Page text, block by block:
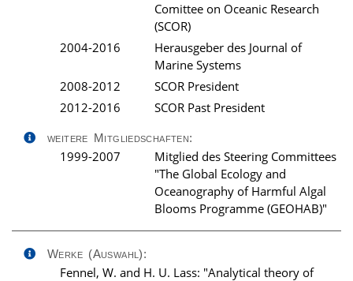
Comittee on Oceanic Research
(SCOR)
2004-2016
Herausgeber des Journal of
Marine Systems
2008-2012
SCOR President
2012-2016
SCOR Past President
weitere Mitgliedschaften:
1999-2007
Mitglied des Steering Committees
"The Global Ecology and
Oceanography of Harmful Algal
Blooms Programme (GEOHAB)"
Werke (Auswahl):
Fennel, W. and H. U. Lass: "Analytical theory of